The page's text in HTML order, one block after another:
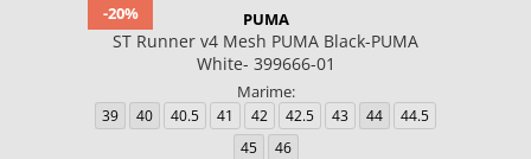
-20% PUMA
ST Runner v4 Mesh PUMA Black-PUMA
White- 399666-01
Marime:
39 40 40.5 41 42 42.5 43 44
44.5
45
46